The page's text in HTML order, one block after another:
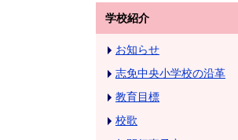
学校紹介
お知らせ
志免中央小学校の沿革
教育目標
校歌